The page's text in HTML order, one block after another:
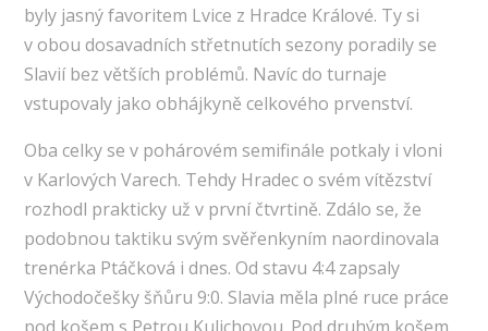
byly jasný favoritem Lvice z Hradce Králové. Ty si
v obou dosavadních střetnutích sezony poradily se
Slavií bez větších problémů. Navíc do turnaje
vstupovaly jako obhájkyně celkového prvenství.
Oba celky se v pohárovém semifinále potkaly i vloni
v Karlových Varech. Tehdy Hradec o svém vítězství
rozhodl prakticky už v první čtvrtině. Zdálo se, že
podobnou taktiku svým svěřenkyním naordinovala
trenérka Ptáčková i dnes. Od stavu 4:4 zapsaly
Východočešky šňůru 9:0. Slavia měla plné ruce práce